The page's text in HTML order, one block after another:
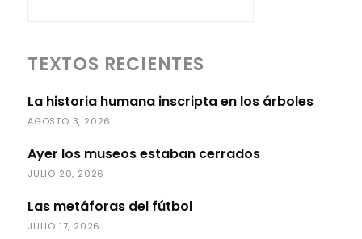
TEXTOS RECIENTES
La historia humana inscripta en los árboles
AGOSTO 3, 2026
Ayer los museos estaban cerrados
JULIO 20, 2026
Las metáforas del fútbol
JULIO 17, 2026